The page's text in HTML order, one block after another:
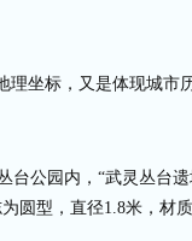
理坐标，又是体现城市
台公园内，“武灵丛台
圆型，直径1.8米，材